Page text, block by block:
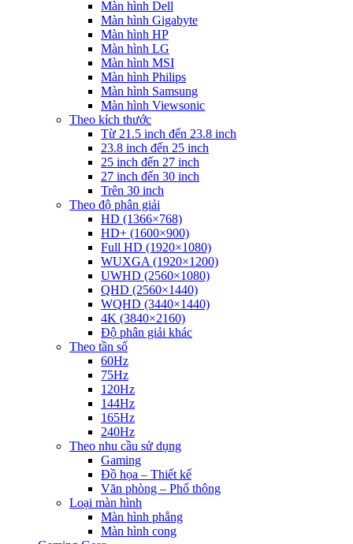
Màn hình Dell
Màn hình Gigabyte
Màn hình HP
Màn hình LG
Màn hình MSI
Màn hình Philips
Màn hình Samsung
Màn hình Viewsonic
Theo kích thước
Từ 21.5 inch đến 23.8 inch
23.8 inch đến 25 inch
25 inch đến 27 inch
27 inch đến 30 inch
Trên 30 inch
Theo độ phân giải
HD (1366×768)
HD+ (1600×900)
Full HD (1920×1080)
WUXGA (1920×1200)
UWHD (2560×1080)
QHD (2560×1440)
WQHD (3440×1440)
4K (3840×2160)
Độ phân giải khác
Theo tần số
60Hz
75Hz
120Hz
144Hz
165Hz
240Hz
Theo nhu cầu sử dụng
Gaming
Đồ họa – Thiết kế
Văn phòng – Phổ thông
Loại màn hình
Màn hình phẳng
Màn hình cong